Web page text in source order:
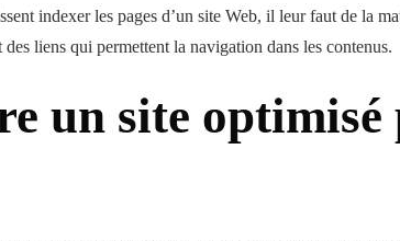
indexer les pages d’un site Web, il leur faut de la
liens qui permettent la navigation dans les contenus.
un site optimisé